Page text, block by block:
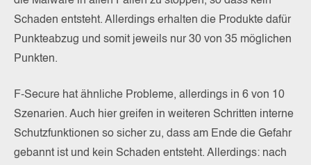
Schaden entsteht. Allerdings erhalten die Produkte dafür
Punkteabzug und somit jeweils nur 30 von 35 möglichen
Punkten.
F-Secure hat ähnliche Probleme, allerdings in 6 von 10
Szenarien. Auch hier greifen in weiteren Schritten interne
Schutzfunktionen so sicher zu, dass am Ende die Gefahr
gebannt ist und kein Schaden entsteht. Allerdings: nach